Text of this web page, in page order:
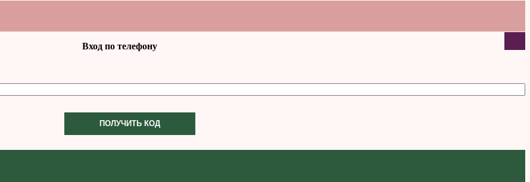
Вход по телефону
ПОЛУЧИТЬ КОД